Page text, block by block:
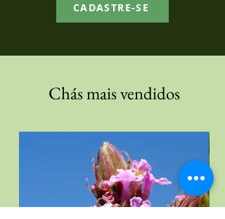
CADASTRE-SE
Chás mais vendidos